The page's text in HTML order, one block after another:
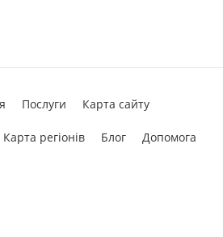
Послуги Карта сайту
Карта регіонів Блог Допомога